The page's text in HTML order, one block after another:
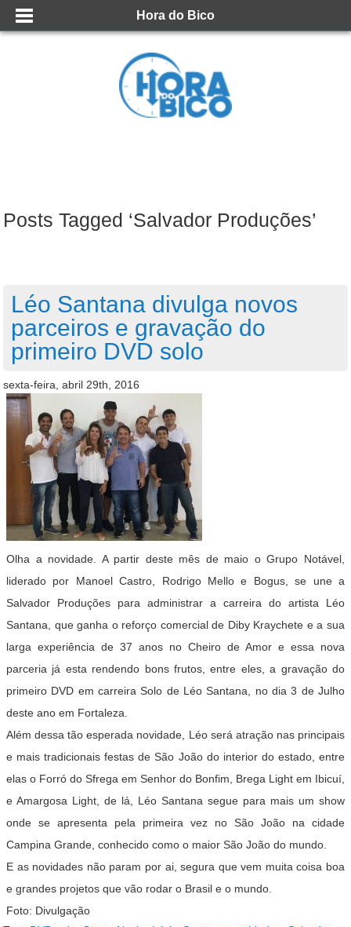
Hora do Bico
Posts Tagged ‘Salvador Produções’
Léo Santana divulga novos
parceiros e gravação do
primeiro DVD solo
sexta-feira, abril 29th, 2016
Olha a novidade. A partir deste mês de maio o Grupo Notável,
liderado por Manoel Castro, Rodrigo Mello e Bogus, se une a
Salvador Produções para administrar a carreira do artista Léo
Santana, que ganha o reforço comercial de Diby Kraychete e a sua
larga experiência de 37 anos no Cheiro de Amor e essa nova
parceria já esta rendendo bons frutos, entre eles, a gravação do
primeiro DVD em carreira Solo de Léo Santana, no dia 3 de Julho
deste ano em Fortaleza.
Além dessa tão esperada novidade, Léo será atração nas principais
e mais tradicionais festas de São João do interior do estado, entre
elas o Forró do Sfrega em Senhor do Bonfim, Brega Light em Ibicuí,
e Amargosa Light, de lá, Léo Santana segue para mais um show
onde se apresenta pela primeira vez no São João na cidade
Campina Grande, conhecido como o maior São João do mundo.
E as novidades não param por ai, segura que vem muita coisa boa
e grandes projetos que vão rodar o Brasil e o mundo.
Foto: Divulgação